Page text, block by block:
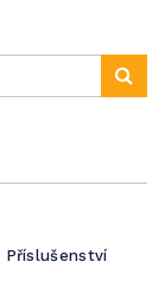
Příslušenství